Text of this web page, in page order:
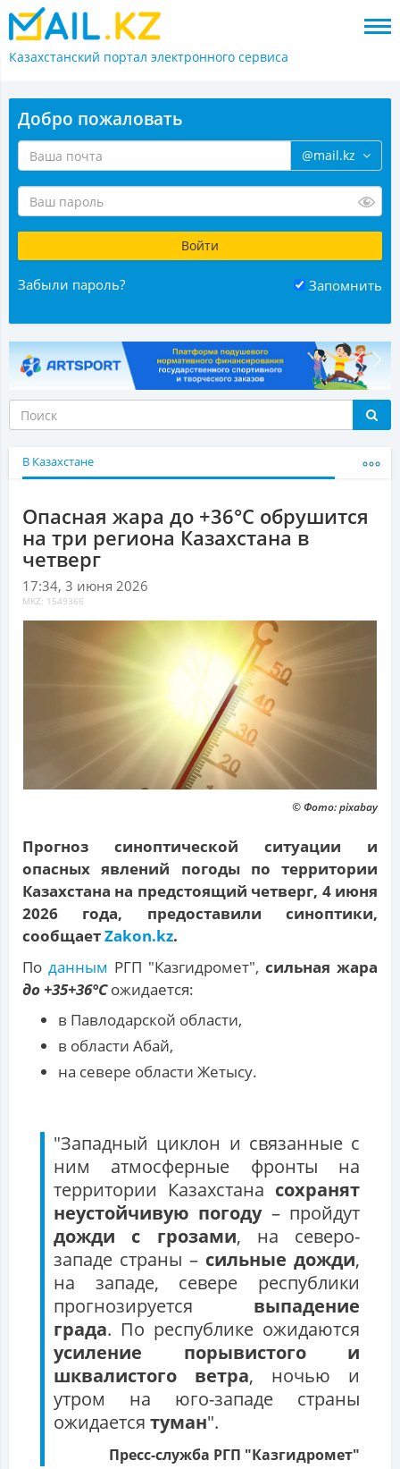
Казахстанский портал электронного сервиса
Добро пожаловать
@mail.kz
Забыли пароль? Запомнить
В Казахстане
Опасная жара до +36°С обрушится
на три региона Казахстана в
четверг
17:34, 3 июня 2026
MKZ: 1549366
© Фото: pixabay
Прогноз синоптической ситуации и
опасных явлений погоды по территории
Казахстана на предстоящий четверг, 4 июня
2026 года, предоставили синоптики,
сообщаетZakon.kz.
По данным РГП "Казгидромет", сильная жара
до +35+36°Сожидается:
в Павлодарской области,
в области Абай,
на севере области Жетысу.
"Западный циклон и связанные с
ним атмосферные фронты на
территории Казахстана сохранят
неустойчивую погоду– пройдут
дожди с грозами, на северо-
западе страны – сильные дожди,
на западе, севере республики
прогнозируется выпадение
града. По республике ожидаются
усиление порывистого и
шквалистого ветра, ночью и
утром на юго-западе страны
ожидается туман".
Пресс-служба РГП "Казгидромет"